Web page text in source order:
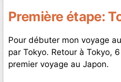
Première étape:
Pour débuter mon voyage
par Tokyo. Retour à Tokyo,
premier voyage au Japon.